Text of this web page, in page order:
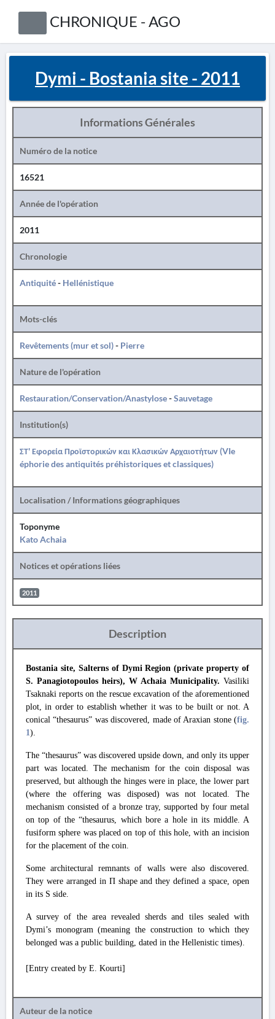
CHRONIQUE - AGO
Dymi - Bostania site - 2011
Informations Générales
Numéro de la notice
16521
Année de l'opération
2011
Chronologie
Antiquité- Hellénistique
Mots-clés
Revêtements (mur et sol)- Pierre
Nature de l'opération
Restauration/Conservation/Anastylose-Sauvetage
Institution(s)
ΣΤ' Εφορεία Προϊστορικών και Κλασικών Αρχαιοτήτων (VIe
éphorie des antiquités préhistoriques et classiques)
Localisation / Informations géographiques
Toponyme
Kato Achaia
Notices et opérations liées
2011
Description
Bostania site, Salterns of Dymi Region (private property of
S. Panagiotopoulos heirs), W Achaia Municipality. Vasiliki
Tsaknaki reports on the rescue excavation of the aforementioned
plot, in order to establish whether it was to be built or not. A
conical “thesaurus” was discovered, made of Araxian stone (fig.
1).
The “thesaurus” was discovered upside down, and only its upper
part was located. The mechanism for the coin disposal was
preserved, but although the hinges were in place, the lower part
(where the offering was disposed) was not located. The
mechanism consisted of a bronze tray, supported by four metal
on top of the “thesaurus, which bore a hole in its middle. A
fusiform sphere was placed on top of this hole, with an incision
for the placement of the coin.
Some architectural remnants of walls were also discovered.
They were arranged in Π shape and they defined a space, open
in its S side.
A survey of the area revealed sherds and tiles sealed with
Dymi’s monogram (meaning the construction to which they
belonged was a public building, dated in the Hellenistic times).
[Entry created by E. Kourti]
Auteur de la notice